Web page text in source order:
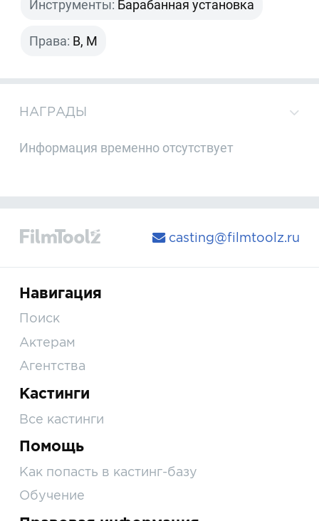
Инструменты: Барабанная установка
Права: B, M
НАГРАДЫ
Информация временно отсутствует
casting@filmtoolz.ru
Навигация
Поиск
Актерам
Агентства
Кастинги
Все кастинги
Помощь
Как попасть в кастинг-базу
Обучение